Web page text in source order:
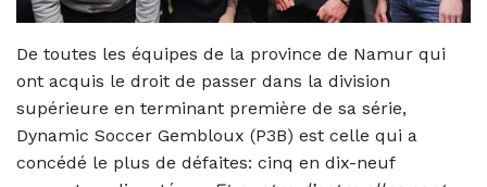
De toutes les équipes de la province de Namur qui
ont acquis le droit de passer dans la division
supérieure en terminant première de sa série,
Dynamic Soccer Gembloux (P3B) est celle qui a
concédé le plus de défaites: cinq en dix-neuf